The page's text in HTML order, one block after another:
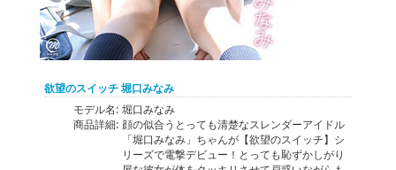
欲望のスイッチ 堀口みなみ
モデル名: 堀口みなみ
商品詳細: 顔の似合うとっても清楚なスレンダーアイドル
「堀口みなみ」ちゃんが【欲望のスイッチ】シ
リーズで電撃デビュー！とっても恥ずかしがり